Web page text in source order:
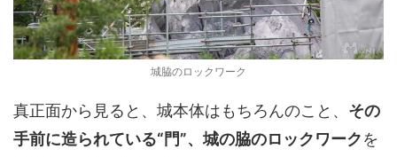
城脇のロックワーク
真正面から見ると、城本体はもちろんのこと、 その
手前に造られている“門”、城の脇のロックワークを